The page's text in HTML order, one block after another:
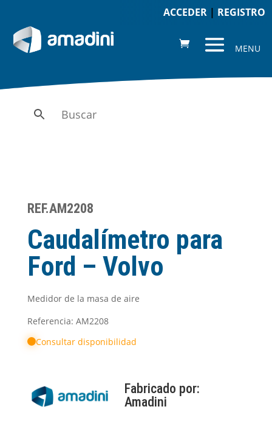
ACCEDER| REGISTRO
REF.AM2208
Caudalímetro para
Ford – Volvo
Medidor de la masa de aire
Referencia: AM2208
Consultar disponibilidad
Fabricado por:
Amadini